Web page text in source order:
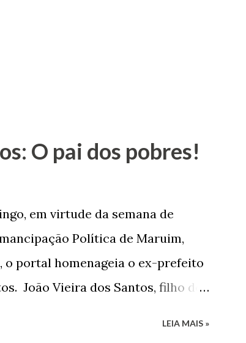
O pai dos pobres!
em virtude da semana de
Política de Maruim,
o portal homenageia o ex-prefeito
João Vieira dos Santos, filho de
LEIA MAIS »